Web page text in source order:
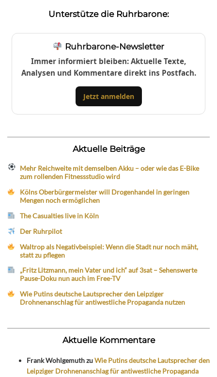
Unterstütze die Ruhrbarone:
Ruhrbarone-Newsletter
Immer informiert bleiben: Aktuelle Texte,
Analysen und Kommentare direkt ins Postfach.
Jetzt anmelden
Aktuelle Beiträge
Mehr Reichweite mit demselben Akku – oder wie das E-Bike
zum rollenden Fitnessstudio wird
Kölns Oberbürgermeister will Drogenhandel in geringen
Mengen noch ermöglichen
The Casualties live in Köln
Der Ruhrpilot
Waltrop als Negativbeispiel: Wenn die Stadt nur noch mäht,
statt zu pflegen
„Fritz Litzmann, mein Vater und ich“ auf 3sat – Sehenswerte
Pause-Doku nun auch im Free-TV
Wie Putins deutsche Lautsprecher den Leipziger
Drohnenanschlag für antiwestliche Propaganda nutzen
Aktuelle Kommentare
Frank WohlgemuthzuWie Putins deutsche Lautsprecher den
Leipziger Drohnenanschlag für antiwestliche Propaganda